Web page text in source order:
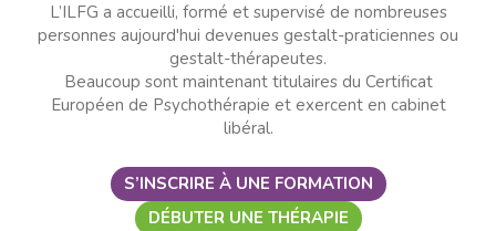
L’ILFG a accueilli, formé et supervisé de nombreuses
personnes aujourd'hui devenues gestalt-praticiennes ou
gestalt-thérapeutes.
Beaucoup sont maintenant titulaires du Certificat
Européen de Psychothérapie et exercent en cabinet
libéral.
S’INSCRIRE À UNE FORMATION
DÉBUTER UNE THÉRAPIE